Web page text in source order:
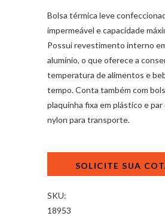
Bolsa térmica leve
impermeável e capacidade
Possui revestimento interno
alumínio, o que oferece a
temperatura de alimentos e
tempo. Conta também com
plaquinha fixa em plástico e par
nylon para transporte.
quantidade
SKU:
18953